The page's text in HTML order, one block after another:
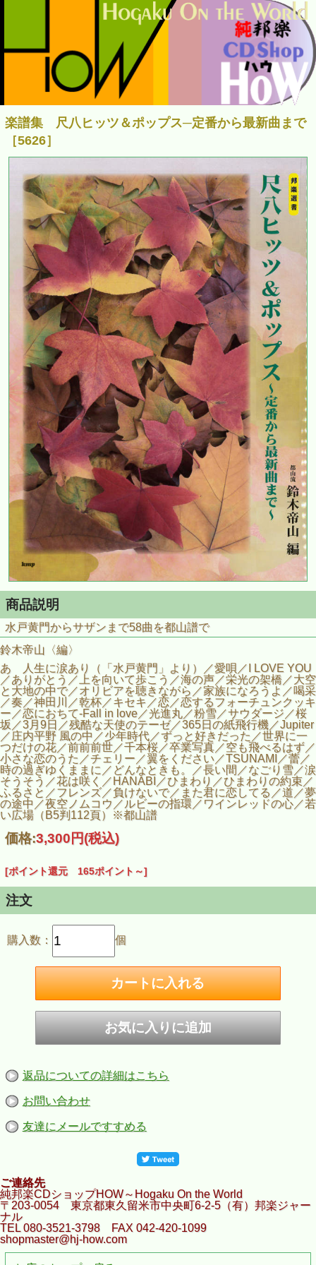
楽譜集 尺八ヒッツ＆ポップス─定番から最新曲まで
［5626］
商品説明
水戸黄門からサザンまで58曲を都山譜で
鈴木帝山〈編〉
あゝ人生に涙あり（「水戸黄門」より）／愛唄／I LOVE YOU
／ありがとう／上を向いて歩こう／海の声／栄光の架橋／大空
と大地の中で／オリビアを聴きながら／家族になろうよ／喝采
／奏／神田川／乾杯／キセキ／恋／恋するフォーチュンクッキ
ー／恋におちて-Fall in love／光進丸／粉雪／サウダージ／桜
坂／3月9日／残酷な天使のテーゼ／365日の紙飛行機／Jupiter
／庄内平野 風の中／少年時代／ずっと好きだった／世界に一
つだけの花／前前前世／千本桜／卒業写真／空も飛べるはず／
小さな恋のうた／チェリー／翼をください／TSUNAMI／蕾／
時の過ぎゆくままに／どんなときも。／長い間／なごり雪／涙
そうそう／花は咲く／HANABI／ひまわり／ひまわりの約束／
ふるさと／フレンズ／負けないで／また君に恋してる／道／夢
の途中／夜空ノムコウ／ルビーの指環／ワインレッドの心／若
い広場（B5判112頁）※都山譜
価格:3,300円(税込)
[ポイント還元 165ポイント～]
注文
購入数： 個
返品についての詳細はこちら
お問い合わせ
友達にメールですすめる
ご連絡先
純邦楽CDショップHOW～Hogaku On the World
〒203-0054 東京都東久留米市中央町6-2-5（有）邦楽ジャー
ナル
TEL 080-3521-3798 FAX 042-420-1099
shopmaster@hj-how.com